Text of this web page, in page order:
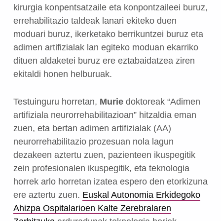
kirurgia konpentsatzaile eta konpontzaileei buruz,
errehabilitazio taldeak lanari ekiteko duen
moduari buruz, ikerketako berrikuntzei buruz eta
adimen artifizialak lan egiteko moduan ekarriko
dituen aldaketei buruz ere eztabaidatzea ziren
ekitaldi honen helburuak.
Testuinguru horretan, Muriedoktoreak “Adimen
artifiziala neurorrehabilitazioan” hitzaldia eman
zuen, eta bertan adimen artifizialak (AA)
neurorrehabilitazio prozesuan nola lagun
dezakeen aztertu zuen, pazienteen ikuspegitik
zein profesionalen ikuspegitik, eta teknologia
horrek arlo horretan izatea espero den etorkizuna
ere aztertu zuen. Euskal Autonomia Erkidegoko
Ahizpa Ospitalarioen Kalte Zerebralaren